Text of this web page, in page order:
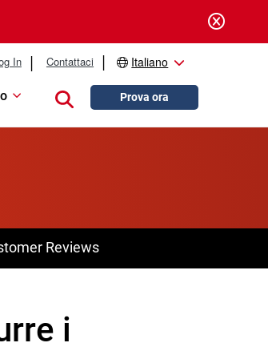
In Contattaci Italiano
Close searchProva ora
Reviews
i